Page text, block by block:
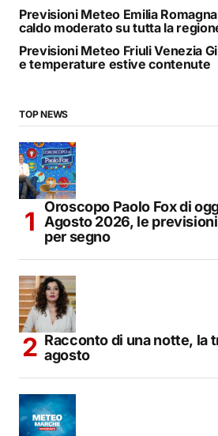
Previsioni Meteo Emilia
caldo moderato su tutta la
Previsioni Meteo Friuli Venezia
e temperature estive contenute
TOP NEWS
Oroscopo Paolo Fox di
Agosto 2026, le
per segno
Racconto di una notte, la
agosto